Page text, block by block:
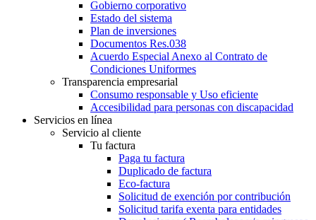
Gobierno corporativo
Estado del sistema
Plan de inversiones
Documentos Res.038
Acuerdo Especial Anexo al Contrato de
Condiciones Uniformes
Transparencia empresarial
Consumo responsable y Uso eficiente
Accesibilidad para personas con discapacidad
Servicios en línea
Servicio al cliente
Tu factura
Paga tu factura
Duplicado de factura
Eco-factura
Solicitud de exención por contribución
Solicitud tarifa exenta para entidades